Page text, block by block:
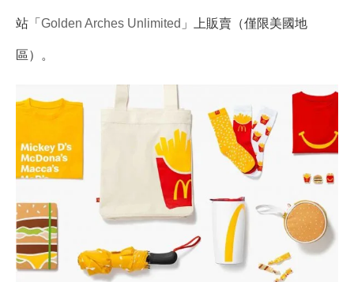
站「 Golden Arches Unlimited 」上販賣（僅限美國地
區）。